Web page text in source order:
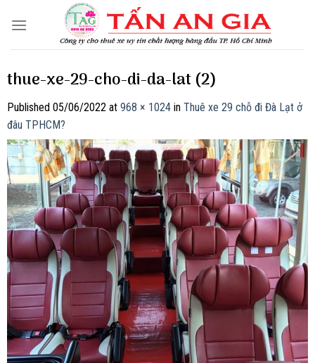
thue-xe-29-cho-di-da-lat (2)
Published 05/06/2022 at 968 × 1024 in Thuê xe 29 chỗ đi Đà Lạt ở
đâu TPHCM?